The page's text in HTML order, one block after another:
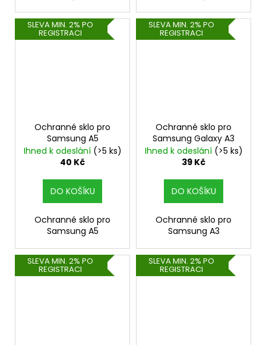
SLEVA MIN. 2% PO
REGISTRACI
Ochranné sklo pro
Samsung A5
Ihned k odeslání (>5 ks)
40 Kč
DO KOŠÍKU
Ochranné sklo pro
Samsung A5
SLEVA MIN. 2% PO
REGISTRACI
Ochranné sklo pro
Samsung Galaxy A3
Ihned k odeslání (>5 ks)
39 Kč
DO KOŠÍKU
Ochranné sklo pro
Samsung A3
SLEVA MIN. 2% PO
REGISTRACI
SLEVA MIN. 2% PO
REGISTRACI